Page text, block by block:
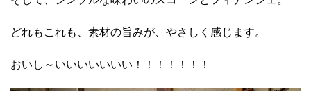
どれもこれも、素材の旨みが、やさしく感じます。
おいし～いいいいいいい！！！！！！！